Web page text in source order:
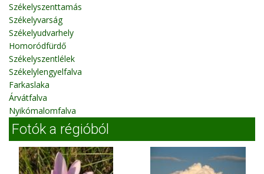
Székelyszenttamás
Székelyvarság
Székelyudvarhely
Homoródfürdő
Székelyszentlélek
Székelylengyelfalva
Farkaslaka
Árvátfalva
Nyikómalomfalva
Fotók a régióból